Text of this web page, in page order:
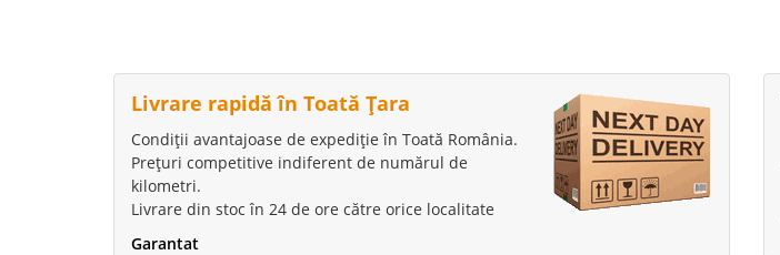
Livrare rapidă în Toată Țara
Condiții avantajoase de expediție în Toată România.
Prețuri competitive indiferent de numărul de
kilometri.
Livrare din stoc în 24 de ore către orice localitate
Garantat